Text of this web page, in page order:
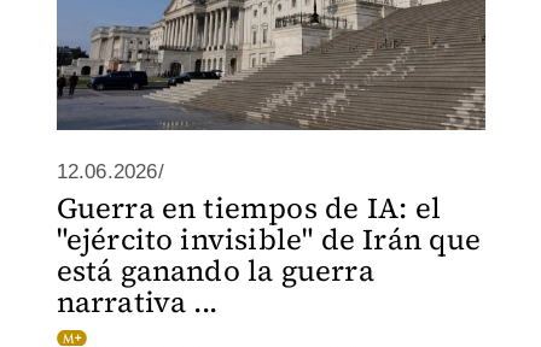
12.06.2026/
Guerra en tiempos de IA: el
"ejército invisible" de Irán que
está ganando la guerra
narrativa ...